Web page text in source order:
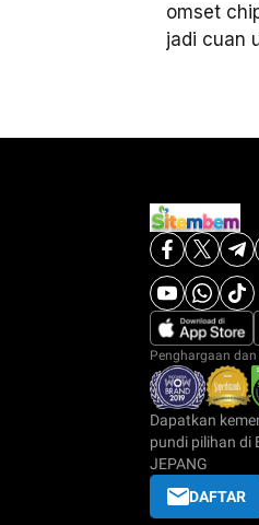
omset
jadi cuan
Penghargaan
Dapatkan
pundi pilihan di
JEPANG
DAFTAR